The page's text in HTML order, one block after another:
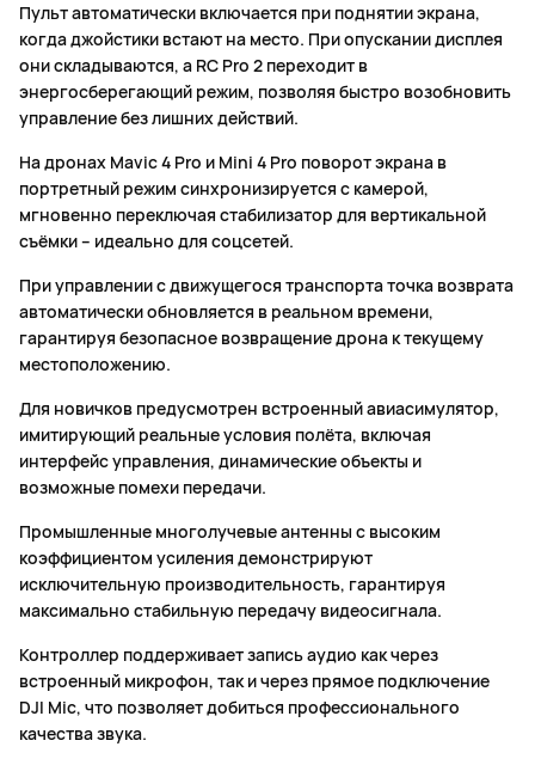
Пульт автоматически включается при поднятии экрана,
когда джойстики встают на место. При опускании дисплея
они складываются, а RC Pro 2 переходит в
энергосберегающий режим, позволяя быстро возобновить
управление без лишних действий.
На дронах Mavic 4 Pro и Mini 4 Pro поворот экрана в
портретный режим синхронизируется с камерой,
мгновенно переключая стабилизатор для вертикальной
съёмки – идеально для соцсетей.
При управлении с движущегося транспорта точка возврата
автоматически обновляется в реальном времени,
гарантируя безопасное возвращение дрона к текущему
местоположению.
Для новичков предусмотрен встроенный авиасимулятор,
имитирующий реальные условия полёта, включая
интерфейс управления, динамические объекты и
возможные помехи передачи.
Промышленные многолучевые антенны с высоким
коэффициентом усиления демонстрируют
исключительную производительность, гарантируя
максимально стабильную передачу видеосигнала.
Контроллер поддерживает запись аудио как через
встроенный микрофон, так и через прямое подключение
DJI Mic, что позволяет добиться профессионального
качества звука.